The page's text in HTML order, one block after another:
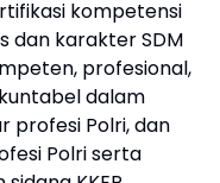
kompetensi
dan karakter SDM
profesional,
dalam
profesi Polri, dan
Polri serta